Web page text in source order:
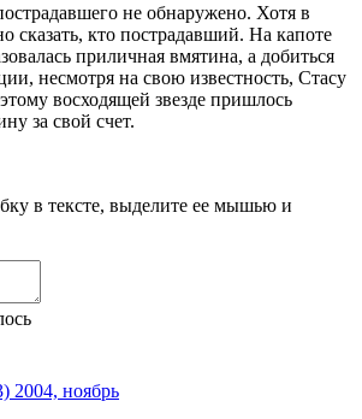
не обнаружено. Хотя в
сказать, кто пострадавший. На капоте
приличная вмятина, а добиться
несмотря на свою известность, Стасу
восходящей звезде пришлось
за свой счет.
в тексте, выделите ее мышью и
2004, ноябрь